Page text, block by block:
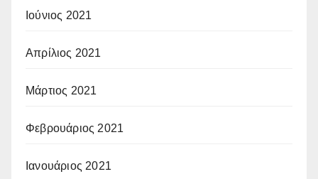
Ιούνιος 2021
Απρίλιος 2021
Μάρτιος 2021
Φεβρουάριος 2021
Ιανουάριος 2021